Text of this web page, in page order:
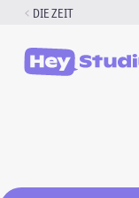
Zum
springen
DIE ZEIT